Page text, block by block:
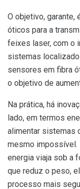
O objetivo, garante,
óticos para a
feixes laser, com o
sistemas
sensores em fibra
o objetivo de
Na prática, há
lado, em termos
alimentar sistemas
mesmo impossível.
energia viaja sob a
que reduz o peso,
processo mais